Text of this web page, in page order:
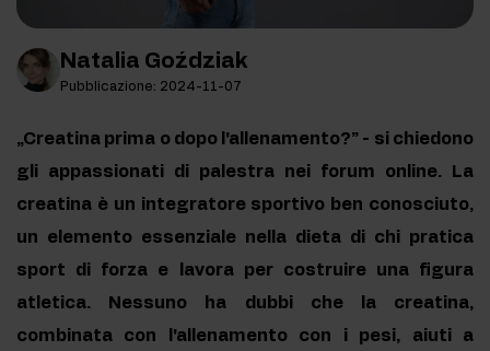
Natalia Goździak
Pubblicazione: 2024-11-07
„Creatina prima o dopo l'allenamento?” - si chiedono
gli appassionati di palestra nei forum online. La
creatina è un integratore sportivo ben conosciuto,
un elemento essenziale nella dieta di chi pratica
sport di forza e lavora per costruire una figura
atletica. Nessuno ha dubbi che la creatina,
combinata con l'allenamento con i pesi, aiuti a